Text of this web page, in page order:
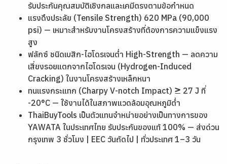
รับประกันคุณสมบัติเชิงกลและเคมีตรงตามข้อกำหนด
แรงดึงประลัย (Tensile Strength) 620 MPa (90,000
psi) — เหมาะสำหรับงานโครงสร้างที่ต้องการความแข็งแรง
สูง
ฟลักซ์ ชนิดเบสิก-ไฮโดรเจนต่ำ High-Strength — ลดความ
เสี่ยงรอยแตกจากไฮโดรเจน (Hydrogen-Induced
Cracking) ในงานโครงสร้างเหล็กหนา
ทนแรงกระแทก (Charpy V-notch Impact) ≥ 27 J ที่
-20°C — ใช้งานได้ในสภาพแวดล้อมอุณหภูมิต่ำ
ThaiBuyTools เป็นตัวแทนจำหน่ายอย่างเป็นทางการของ
YAWATA ในประเทศไทย รับประกันของแท้ 100% — ส่งด่วน
กรุงเทพ 3 ชั่วโมง | EEC วันถัดไป | ทั่วประเทศ 1–3 วัน